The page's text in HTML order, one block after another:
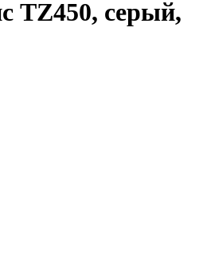
TZ450, серый,